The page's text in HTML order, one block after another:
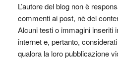
L’autore del blog non è
commenti ai post, nè del
Alcuni testi o immagini inseriti
internet e, pertanto,
qualora la loro pubblicazione